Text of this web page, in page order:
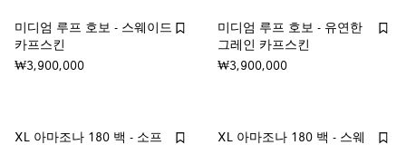
미디엄 루프 호보 - 스웨이드
카프스킨
₩3,900,000
미디엄 루프 호보 - 유연한
그레인 카프스킨
₩3,900,000
XL 아마조나 180 백 - 소프
XL 아마조나 180 백 - 스웨